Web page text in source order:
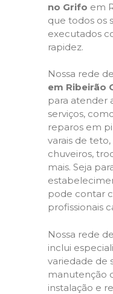
no Grifo em
que todos os
executados
rapidez.
Nossa rede de
em Ribeirão
para atender
serviços,
reparos em
varais de
chuveiros,
mais. Seja
pode contar
profissionais
Nossa rede de
inclui
variedade de
manutenção
instalação e